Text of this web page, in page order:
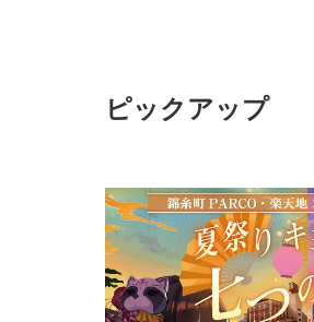
ピックアップ